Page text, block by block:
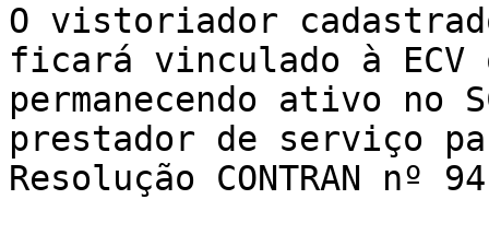
O vistoriador
ficará vinculado à ECV
permanecendo ativo no
prestador de serviço
Resolução CONTRAN nº